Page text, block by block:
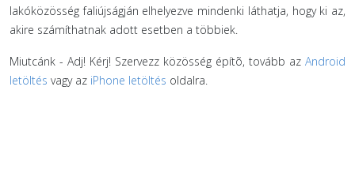
lakóközösség faliújságján elhelyezve mindenki láthatja, hogy ki az,
akire számíthatnak adott esetben a többiek.
Miutcánk - Adj! Kérj! Szervezz közösség építõ, tovább az Android
letöltés vagy az iPhone letöltés oldalra.